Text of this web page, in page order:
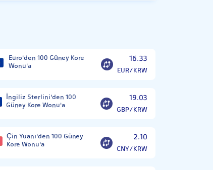
Euro'den 100 Güney Kore
Wonu'a
16.33
EUR/KRW
İngiliz Sterlini'den 100
Güney Kore Wonu'a
19.03
GBP/KRW
Çin Yuanı'den 100 Güney
Kore Wonu'a
2.10
CNY/KRW